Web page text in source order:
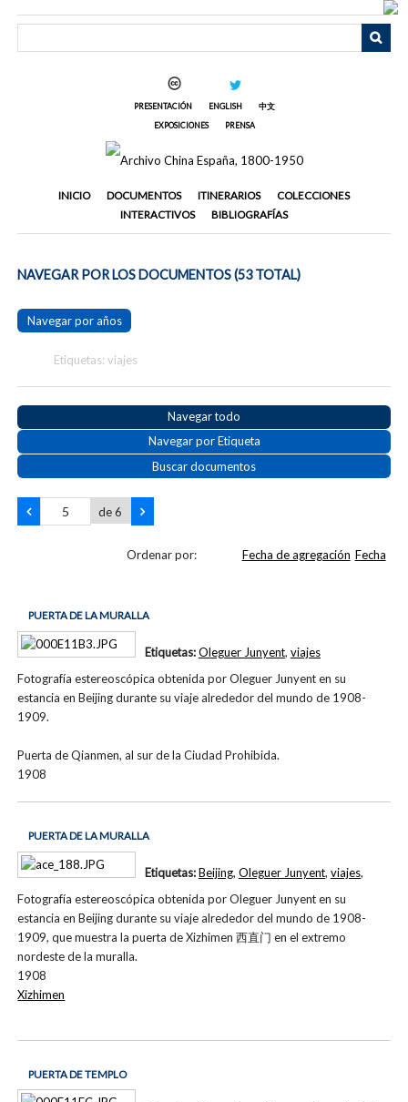
PRESENTACIÓN ENGLISH
中文
EXPOSICIONES
PRENSA
INICIO DOCUMENTOS ITINERARIOS
COLECCIONES
INTERACTIVOS
BIBLIOGRAFÍAS
NAVEGAR POR LOS DOCUMENTOS (53 TOTAL)
Navegar por años
Etiquetas: viajes
Navegar todo
Navegar por Etiqueta
Buscar documentos
de 6
Ordenar por: Fecha de agregación Fecha
PUERTA DE LA MURALLA
Fotografía estereoscópica obtenida por Oleguer Junyent en su
estancia en Beijing durante su viaje alrededor del mundo de 1908-
1909.
Puerta de Qianmen, al sur de la Ciudad Prohibida.
1908
Etiquetas:Oleguer Junyent, viajes
PUERTA DE LA MURALLA
Fotografía estereoscópica obtenida por Oleguer Junyent en su
estancia en Beijing durante su viaje alrededor del mundo de 1908-
1909, que muestra la puerta de Xizhimen 西直门 en el extremo
nordeste de la muralla.
1908
Etiquetas:Beijing, Oleguer Junyent, viajes,
Xizhimen
PUERTA DE TEMPLO